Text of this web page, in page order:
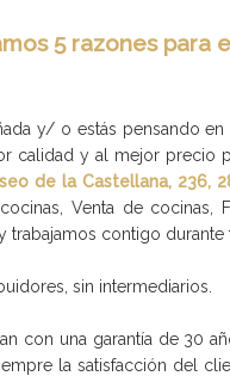
5 razones para
y/ o estás pensando
calidad y al mejor precio
de la Castellana, 236,
Venta de
trabajamos contigo durante
sin intermediarios.
con una garantía de 30
la satisfacción del